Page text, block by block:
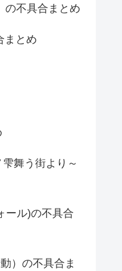
不具合まとめ
まとめ
舞う街より～
ール)の不具合
）の不具合ま